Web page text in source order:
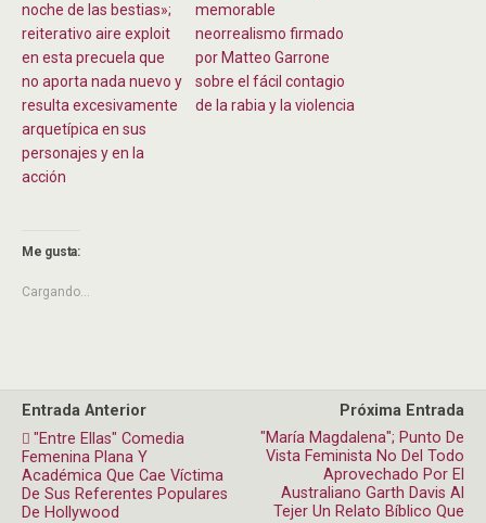
noche de las bestias»;
reiterativo aire exploit
en esta precuela que
no aporta nada nuevo y
resulta excesivamente
arquetípica en sus
personajes y en la
acción
memorable
neorrealismo firmado
por Matteo Garrone
sobre el fácil contagio
de la rabia y la violencia
Me gusta:
Cargando...
Entrada Anterior
"Entre Ellas" Comedia
Femenina Plana Y
Académica Que Cae Víctima
De Sus Referentes Populares
De Hollywood
Próxima Entrada
"María Magdalena"; Punto De
Vista Feminista No Del Todo
Aprovechado Por El
Australiano Garth Davis Al
Tejer Un Relato Bíblico Que